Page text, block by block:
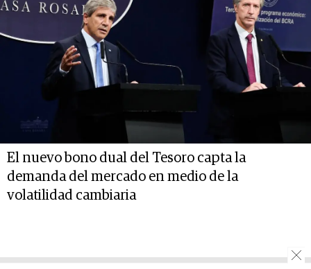
El nuevo bono dual del Tesoro capta la
demanda del mercado en medio de la
volatilidad cambiaria